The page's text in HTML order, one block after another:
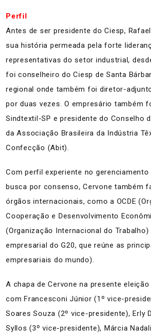
Perfil
Antes de ser presidente do Ciesp,
sua história permeada pela forte
representativas do setor industrial,
foi conselheiro do Ciesp de Santa
regional onde também foi diretor-
por duas vezes. O empresário também
Sindtextil-SP e presidente do Conselho
da Associação Brasileira da Indústria
Confecção (Abit).
Com perfil experiente no
busca por consenso, Cervone também
órgãos internacionais, como a OCDE
Cooperação e Desenvolvimento
(Organização Internacional do Trabalho)
empresarial do G20, que reúne as
empresariais do mundo).
A chapa de Cervone na presente
com Francesconi Júnior (1º vice-
Soares Souza (2º vice-presidente), Erly
Syllos (3º vice-presidente), Márcia